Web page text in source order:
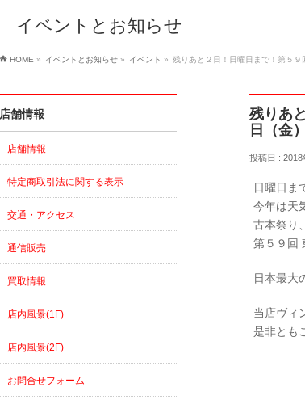
イベントとお知らせ
HOME » イベントとお知らせ » イベント » 残りあと２日！日曜日まで！第５
残りあ
日（金
投稿日 : 2018
日曜日ま
今年は天
古本祭り
第５９回
日本最大
当店ヴィ
是非とも
店舗情報
店舗情報
特定商取引法に関する表示
交通・アクセス
通信販売
買取情報
店内風景(1F)
店内風景(2F)
お問合せフォーム